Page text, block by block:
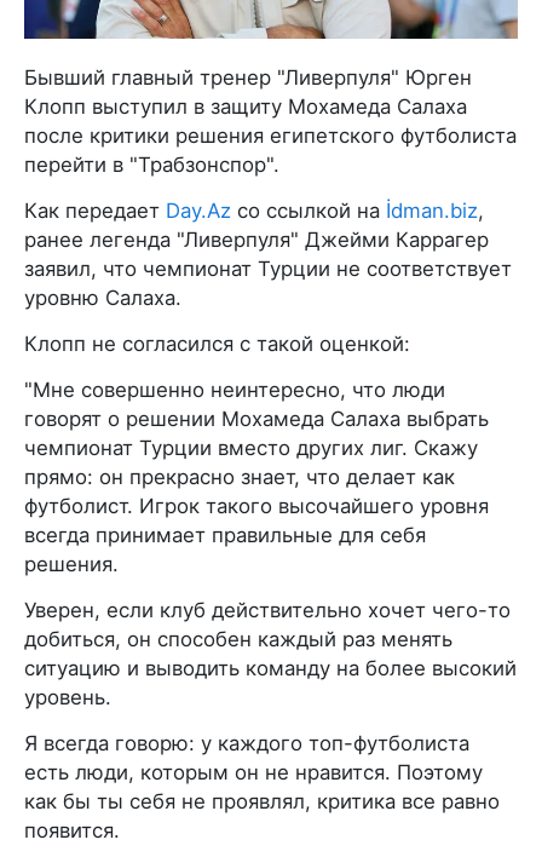
Бывший главный тренер "Ливерпуля" Юрген
Клопп выступил в защиту Мохамеда Салаха
после критики решения египетского футболиста
перейти в "Трабзонспор".
Как передает Day.Az со ссылкой на İdman.biz,
ранее легенда "Ливерпуля" Джейми Каррагер
заявил, что чемпионат Турции не соответствует
уровню Салаха.
Клопп не согласился с такой оценкой:
"Мне совершенно неинтересно, что люди
говорят о решении Мохамеда Салаха выбрать
чемпионат Турции вместо других лиг. Скажу
прямо: он прекрасно знает, что делает как
футболист. Игрок такого высочайшего уровня
всегда принимает правильные для себя
решения.
Уверен, если клуб действительно хочет чего-то
добиться, он способен каждый раз менять
ситуацию и выводить команду на более высокий
уровень.
Я всегда говорю: у каждого топ-футболиста
есть люди, которым он не нравится. Поэтому
как бы ты себя не проявлял, критика все равно
появится.